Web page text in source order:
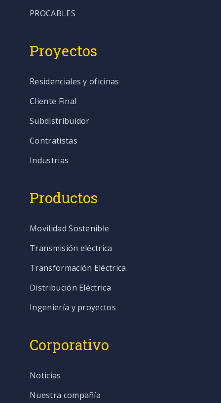
PROCABLES
Proyectos
Residenciales y oficinas
Cliente Final
Subdistribuidor
Contratistas
Industrias
Productos
Movilidad Sostenible
Transmisión eléctrica
Transformación Eléctrica
Distribución Eléctrica
Ingeniería y proyectos
Corporativo
Noticias
Nuestra compañía